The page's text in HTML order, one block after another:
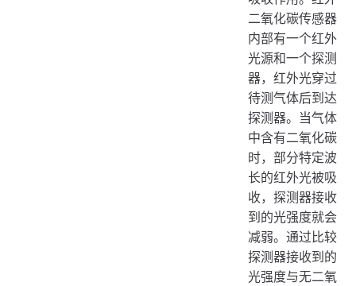
二氧化碳传感器
内部有一个红外
光源和一个探测
器，红外光穿过
待测气体后到达
探测器。当气体
中含有二氧化碳
时，部分特定波
长的红外光被吸
收，探测器接收
到的光强度就会
减弱。通过比较
探测器接收到的
光强度与无二氧